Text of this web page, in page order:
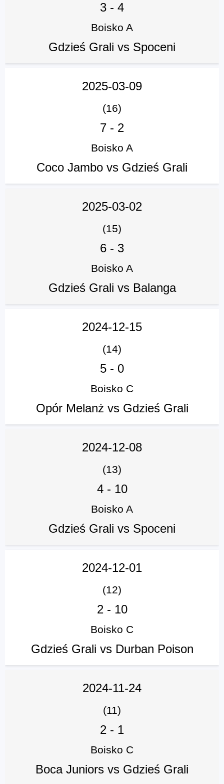
3 - 4
Boisko A
Gdzieś Grali vs Spoceni
2025-03-09
(16)
7 - 2
Boisko A
Coco Jambo vs Gdzieś Grali
2025-03-02
(15)
6 - 3
Boisko A
Gdzieś Grali vs Balanga
2024-12-15
(14)
5 - 0
Boisko C
Opór Melanż vs Gdzieś Grali
2024-12-08
(13)
4- 10
Boisko A
Gdzieś Grali vs Spoceni
2024-12-01
(12)
2- 10
Boisko C
Gdzieś Grali vs Durban Poison
2024-11-24
(11)
2 - 1
Boisko C
Boca Juniors vs Gdzieś Grali